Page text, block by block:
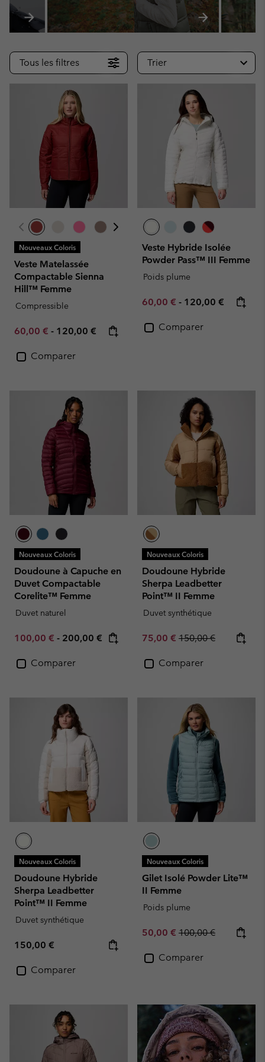
Tous les filtres Trier
Nouveaux Coloris
Veste Matelassée
Compactable Sienna
Hill™ Femme
Compressible
Minimum sale price:
60,00 € - Maximum price:
120,00 €
Comparer
Veste Hybride Isolée
Powder Pass™ III Femme
Poids plume
Minimum sale price:
60,00 € - Maximum price:
120,00 €
Comparer
Nouveaux Coloris
Doudoune à Capuche en
Duvet Compactable
Corelite™ Femme
Duvet naturel
Minimum sale price:
100,00 € - Maximum price:
200,00 €
Comparer
Nouveaux Coloris
Doudoune Hybride
Sherpa Leadbetter
Point™ II Femme
Duvet synthétique
Sale price:
75,00 € Regular price:
150,00 €
Comparer
Nouveaux Coloris
Doudoune Hybride
Sherpa Leadbetter
Point™ II Femme
Duvet synthétique
Regular price:
150,00 €
Comparer
Nouveaux Coloris
Gilet Isolé Powder Lite™
II Femme
Poids plume
Sale price:
50,00 € Regular price:
100,00 €
Comparer